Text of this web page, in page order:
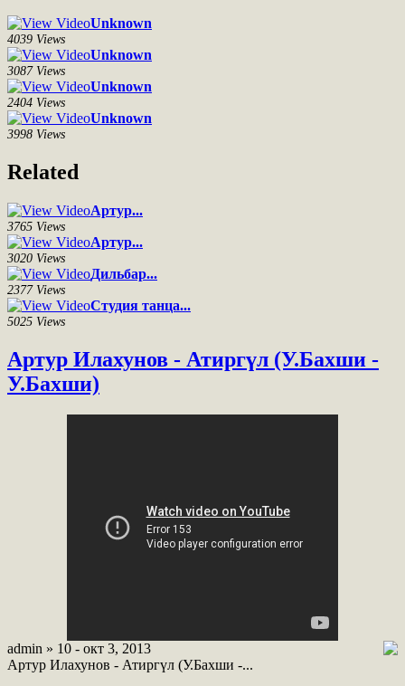
Unknown
4039 Views
Unknown
3087 Views
Unknown
2404 Views
Unknown
3998 Views
Related
Артур...
3765 Views
Артур...
3020 Views
Дильбар...
2377 Views
Студия танца...
5025 Views
Артур Илахунов - Атиргүл (У.Бахши -
У.Бахши)
admin » 10 - окт 3, 2013
Артур Илахунов - Атиргүл (У.Бахши -...